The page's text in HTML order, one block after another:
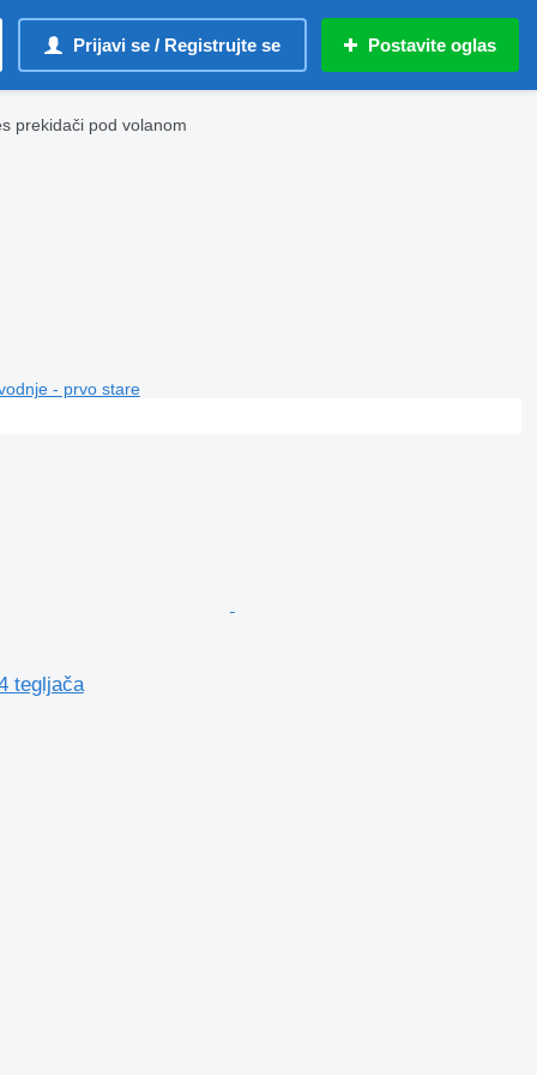
Prijavi se / Registrujte se Postavite oglas
prekidači pod volanom
- prvo stare
tegljača